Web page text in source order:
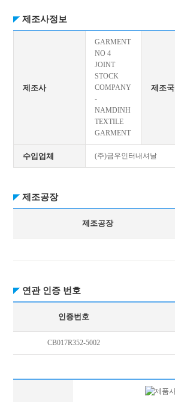
제조사정보
제조사
GARMENT
NO 4
JOINT
STOCK
COMPANY
-
NAMDINH
TEXTILE
GARMENT
제조국
수입업체 (주)금우인터내셔날
제조공장
제조공장
연관 인증 번호
인증번호
CB017R352-5002